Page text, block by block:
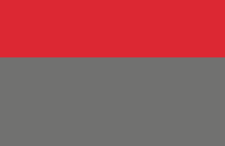
από τότε πίστεψε πως μπορεί